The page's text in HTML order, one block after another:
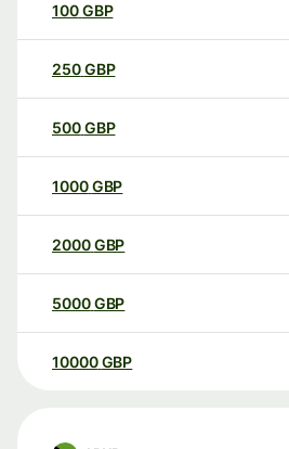
100GBP
250GBP
500GBP
1000GBP
2000GBP
5000GBP
10000 GBP